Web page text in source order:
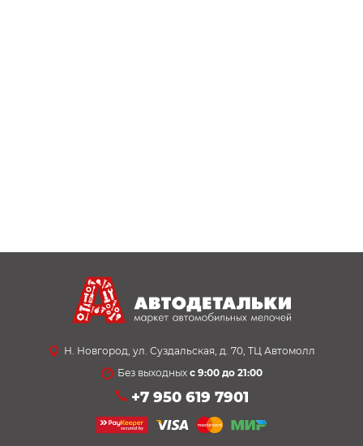
Н. Новгород, ул. Суздальская, д. 70, ТЦ Автомолл
Без выходных с 9:00 до 21:00
+7 950 619 7901